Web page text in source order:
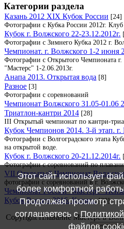
Категории раздела
Казань 2012 XIX Кубок России [24]
Фотографии с Кубка России 2012г. Клуб
Кубок г. Волжского 22-23.12.2012г.
Фотографии с Зимнего Кубка 2012 г.
Чемпионат. г. Волжского 1-2 июня
Фотографии с Открытого Чемпионата
"Мастерс" 1-2.06.2013г.
Анапа 2013. Открытая вода [8]
Разное [3]
Фотографии с соревнований
Чемпионат Волжского 31.05-01.06
Триатлон-кантри 2014 [28]
III Открытый чемпионат по кантри-
Кубок Чемпионов 2014. 3-й этап. г.
Фотографии с Волгоградского этапа
на открытой воде.
Кубок г. Волжского 20-21.12.2014г.
Фотографии с соревнований по
VII Открытый Чемпионат
фотографии с соревнований в г.
Чемпионат России "Мастерс"
Кубок России 2016. Казань. [38]
Copyright Плавание Мастерс в
Этот сайт использует
более комфортной
Продолжая просмотр
соглашаетесь с
файлов